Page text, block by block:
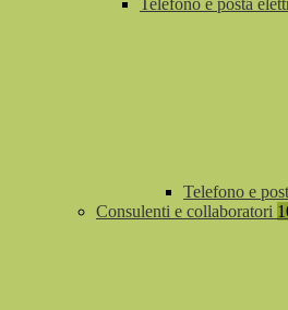
Telefono e posta
Telefono e
Consulenti e collaboratori